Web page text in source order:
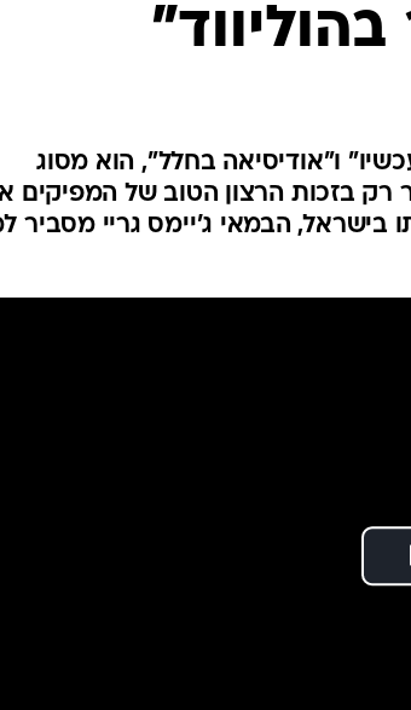
ו"אודיסיאה בחלל", הוא מסוג
בזכות הרצון הטוב של המפיקים
בישראל, הבמאי ג'יימס גריי מסביר